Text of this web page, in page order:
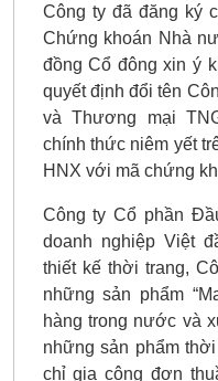
Công ty đã đăng ký
Chứng khoán Nhà
đồng Cổ đông xin ý
quyết định đổi tên
và Thương mại
chính thức niêm yết
HNX với mã chứng
Công ty Cổ phần
doanh nghiệp Việt
thiết kế thời trang,
những sản phẩm
hàng trong nước và
những sản phẩm
chỉ gia công đơn